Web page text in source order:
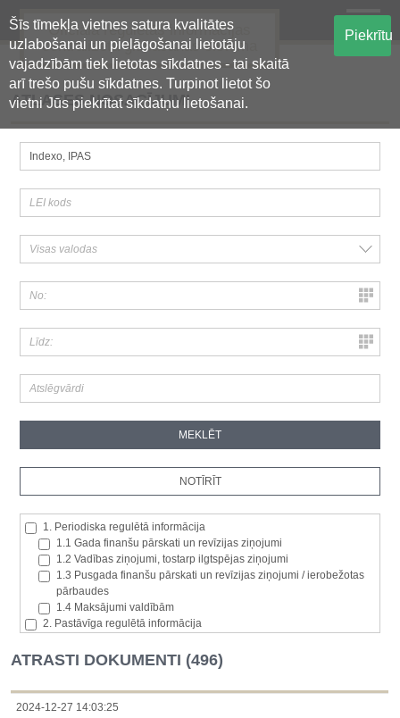
Šīs tīmekļa vietnes satura kvalitātes
uzlabošanai un pielāgošanai lietotāju
vajadzībām tiek lietotas sīkdatnes - tai skaitā
arī trešo pušu sīkdatnes. Turpinot lietot šo
vietni Jūs piekrītat sīkdatņu lietošanai.
Piekrītu
Oficiālā regulētās informācijas
centralizētā glabāšanas sistēma
ATLASES NOSACĪJUMI
1. Periodiska regulētā informācija
1.1 Gada finanšu pārskati un revīzijas ziņojumi
1.2 Vadības ziņojumi, tostarp ilgtspējas ziņojumi
1.3 Pusgada finanšu pārskati un revīzijas ziņojumi / ierobežotas
pārbaudes
1.4 Maksājumi valdībām
2. Pastāvīga regulētā informācija
2.2. Iekšējā informācija
2.3. Paziņojumi par būtisku akciju paketi
2.4. Emitenta paša akciju iegāde vai atsavināšana
2.5. Balsstiesību kopējais skaits un kapitāls
ATRASTI DOKUMENTI (496)
2024-12-27 14:03:25